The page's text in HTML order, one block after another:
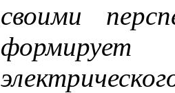
своими